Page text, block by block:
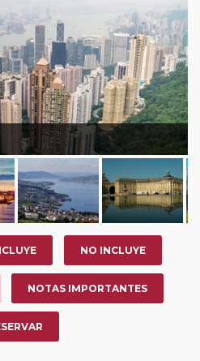
fechas de salida. Es
tenga salida posterior a la
la salida deseada. El
es de 40 Euros/52
parada se realiza para tomar
no se abonará este
en cualquier época del
que ya hayan viajado con
años y que pertenezcan a
(cuya obtención se realiza
de satisfacción en "Mi viaje")
miel contarán con un
NO INCLUYE
NOTAS IMPORTANTES